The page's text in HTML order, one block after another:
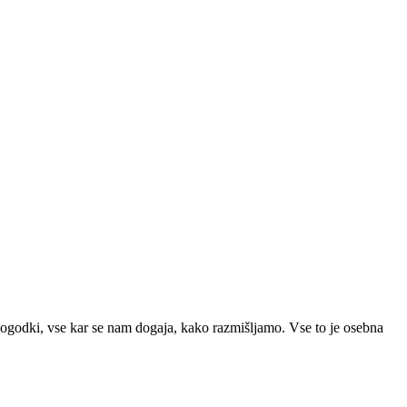
vse kar se nam dogaja, kako razmišljamo. Vse to je osebna